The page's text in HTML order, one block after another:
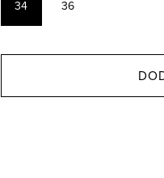
34 36